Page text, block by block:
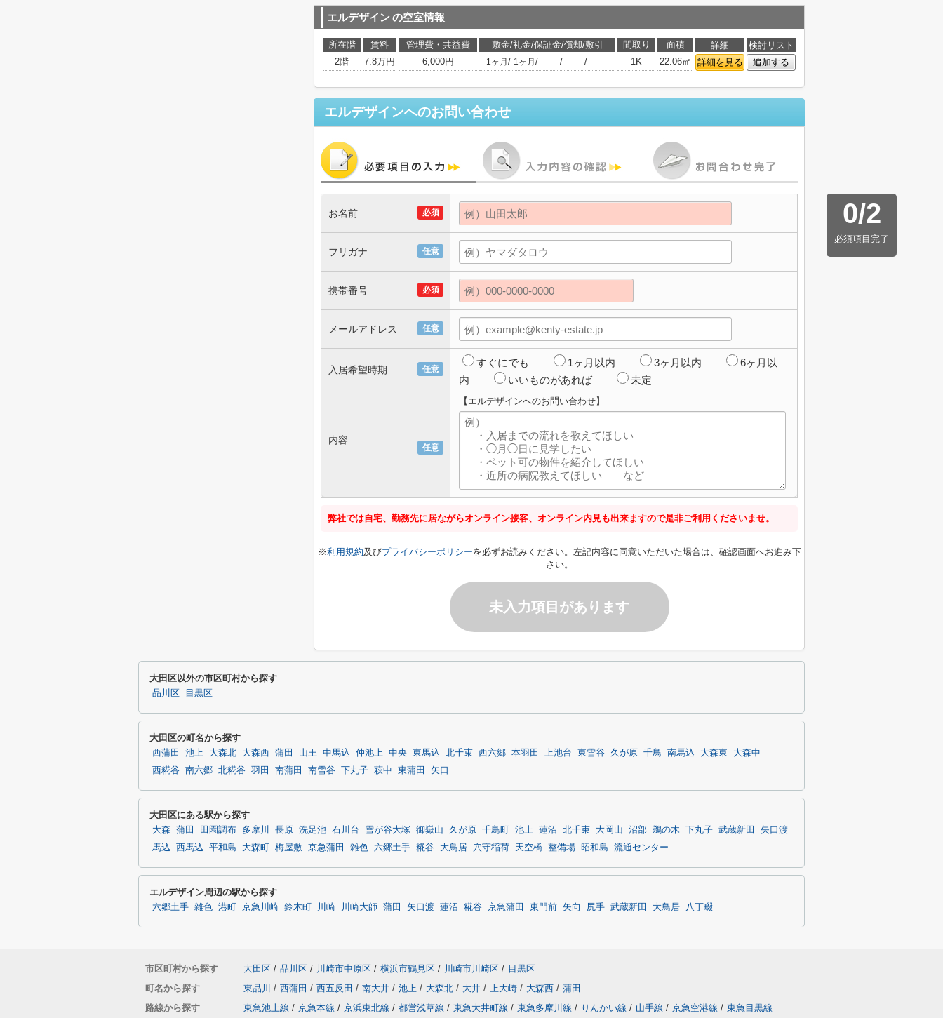
エルデザインの空室情報
所在階 賃料 管理費・共益費 敷金/礼金/保証金/償却/敷引 間取り 面積 詳細
検討リスト
2階
7.8万円 6,000円 1ヶ月 / 1ヶ月 / - / - / - 1K 22.06㎡ 詳細を見る 追加する
エルデザインへのお問い合わせ
0/2
必須項目完了
必須
お名前
任意
フリガナ
必須
携帯番号
任意
メールアドレス
任意
入居希望時期
すぐにでも 1ヶ月以内 3ヶ月以内
6ヶ月以
内
いいものがあれば 未定
任意
内容
【エルデザインへのお問い合わせ】
弊社では自宅、勤務先に居ながらオンライン接客、オンライン内見も出来ますので是非ご利用くださいませ。
※利用規約及びプライバシーポリシーを必ずお読みください。左記内容に同意いただいた場合は、確認画面へお進み下
さい。
未入力項目があります
大田区以外の市区町村から探す
品川区 目黒区
大田区の町名から探す
西蒲田 池上 大森北 大森西 蒲田 山王 中馬込 仲池上 中央 東馬込 北千束 西六郷 本羽田 上池台 東雪谷 久が原 千鳥 南馬込 大森東
大森中
西糀谷 南六郷 北糀谷 羽田 南蒲田 南雪谷 下丸子 萩中 東蒲田 矢口
大田区にある駅から探す
大森 蒲田 田園調布 多摩川 長原 洗足池 石川台 雪が谷大塚 御嶽山 久が原 千鳥町 池上 蓮沼 北千束 大岡山 沼部 鵜の木 下丸子 武蔵新田
矢口渡
馬込
西馬込 平和島 大森町 梅屋敷 京急蒲田 雑色 六郷土手 糀谷 大鳥居 穴守稲荷 天空橋 整備場 昭和島 流通センター
エルデザイン周辺の駅から探す
六郷土手 雑色 港町 京急川崎 鈴木町 川崎 川崎大師 蒲田 矢口渡 蓮沼 糀谷 京急蒲田 東門前 矢向 尻手 武蔵新田 大鳥居 八丁畷
市区町村から探す 大田区 / 品川区 / 川崎市中原区 / 横浜市鶴見区 / 川崎市川崎区 / 目黒区
町名から探す
東品川 / 西蒲田 / 西五反田 / 南大井 / 池上 / 大森北 / 大井 / 上大崎 / 大森西 / 蒲田
路線から探す
東急池上線 / 京急本線 / 京浜東北線 / 都営浅草線 / 東急大井町線 / 東急多摩川線 / りんかい線 / 山手線 / 京急空港線 / 東急目黒線